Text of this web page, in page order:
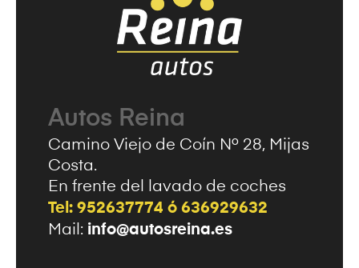
Autos Reina
Camino Viejo de Coín Nº 28, Mijas
Costa.
En frente del lavado de coches
Tel: 952637774 ó 636929632
Mail: info@autosreina.es